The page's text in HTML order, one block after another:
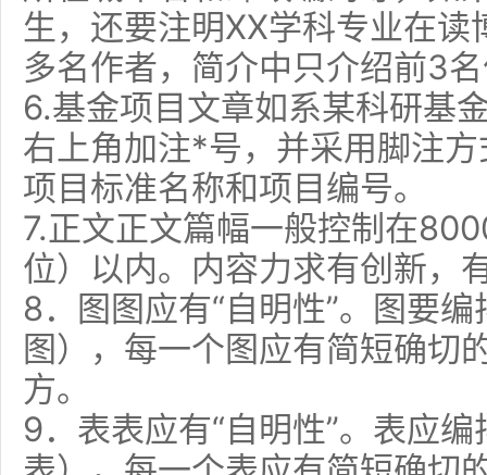
生，还要注明XX学科专业在
多名作者，简介中只介绍前3
6.基金项目文章如系某科研基
右上角加注*号，并采用脚注
项目标准名称和项目编号。
7.正文正文篇幅一般控制在
位）以内。内容力求有创新，
8．图图应有“自明性”。图要
图），每一个图应有简短确切
方。
9．表表应有“自明性”。表应